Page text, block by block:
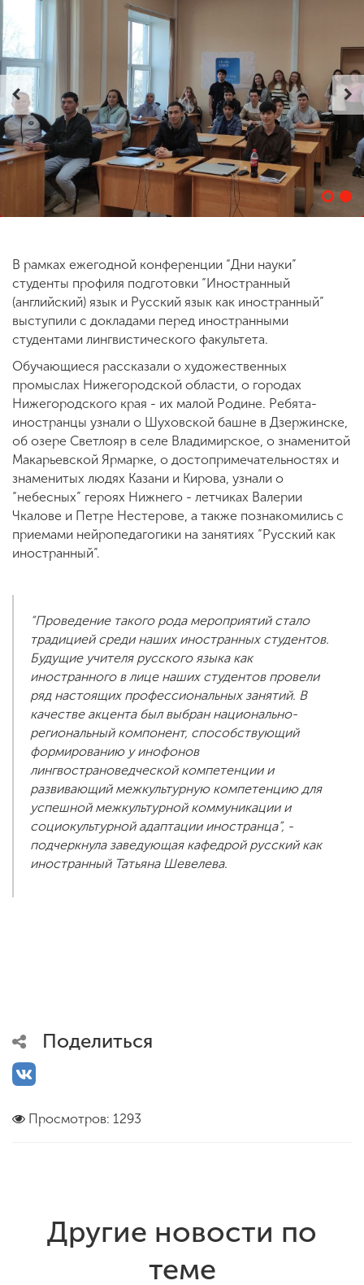
Сведения об
образовательной
организации
ENG SPN CHI
В рамках ежегодной конференции “Дни науки”
студенты профиля подготовки “Иностранный
(английский) язык и Русский язык как иностранный”
выступили с докладами перед иностранными
студентами лингвистического факультета.
Обучающиеся рассказали о художественных
промыслах Нижегородской области, о городах
Нижегородского края - их малой Родине. Ребята-
иностранцы узнали о Шуховской башне в Дзержинске,
об озере Светлояр в селе Владимирское, о знаменитой
Макарьевской Ярмарке, о достопримечательностях и
знаменитых людях Казани и Кирова, узнали о
“небесных” героях Нижнего - летчиках Валерии
Чкалове и Петре Нестерове, а также познакомились с
приемами нейропедагогики на занятиях “Русский как
иностранный”.
“Проведение такого рода мероприятий стало
традицией среди наших иностранных студентов.
Будущие учителя русского языка как
иностранного в лице наших студентов провели
ряд настоящих профессиональных занятий. В
качестве акцента был выбран национально-
региональный компонент, способствующий
формированию у инофонов
лингвострановедческой компетенции и
развивающий межкультурную компетенцию для
успешной межкультурной коммуникации и
социокультурной адаптации иностранца”, -
подчеркнула заведующая кафедрой русский как
иностранный Татьяна Шевелева.
Поделиться
Просмотров: 1293
Другие новости по
теме